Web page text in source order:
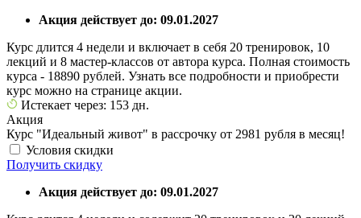
Акция действует до: 09.01.2027
Курс длится 4 недели и включает в себя 20 тренировок, 10
лекций и 8 мастер-классов от автора курса. Полная стоимость
курса - 18890 рублей. Узнать все подробности и приобрести
курс можно на странице акции.
Истекает через: 153 дн.
Акция
Курс "Идеальный живот" в рассрочку от 2981 рубля в месяц!
Условия скидки
Получить скидку
Акция действует до: 09.01.2027